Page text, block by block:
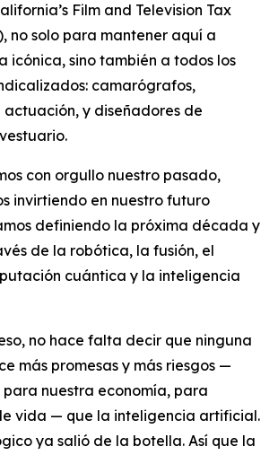
Film and Television Tax
no solo para mantener aquí a
icónica, sino también a todos los
camarógrafos,
actuación, y diseñadores de
con orgullo nuestro pasado,
invirtiendo en nuestro futuro
definiendo la próxima década y
de la robótica, la fusión, el
cuántica y la inteligencia
no hace falta decir que ninguna
más promesas y más riesgos —
nuestra economía, para
vida — que la inteligencia artificial.
ya salió de la botella. Así que la